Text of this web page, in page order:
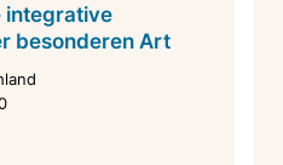
integrative
besonderen Art